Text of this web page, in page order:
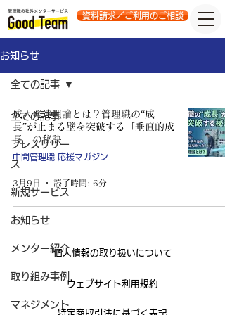
資料請求／ご利用のご相談
お知らせ
全ての記事
プレスリリー
ス
新規サービス
お知らせ
メンター紹介
取り組み事例
マネジメント
全ての記事
成人発達理論とは？管理職の“成
長”が止まる壁を突破する「垂直的成
長」の秘訣
中間管理職 応援マガジン
3月9日 読了時間: 6分
個人情報の取り扱いについて
ウェブサイト利用規約